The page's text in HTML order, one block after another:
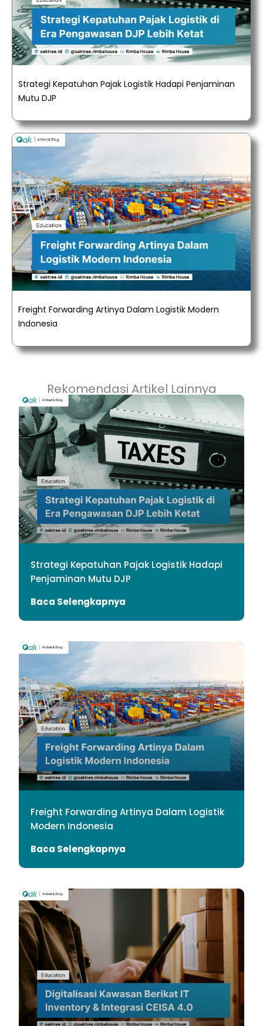
Strategi Kepatuhan Pajak Logistik Hadapi Penjaminan
Mutu DJP
Freight Forwarding Artinya Dalam Logistik Modern
Indonesia
Rekomendasi Artikel Lainnya
Strategi Kepatuhan Pajak Logistik Hadapi
Penjaminan Mutu DJP
Baca Selengkapnya
Freight Forwarding Artinya Dalam Logistik
Modern Indonesia
Baca Selengkapnya